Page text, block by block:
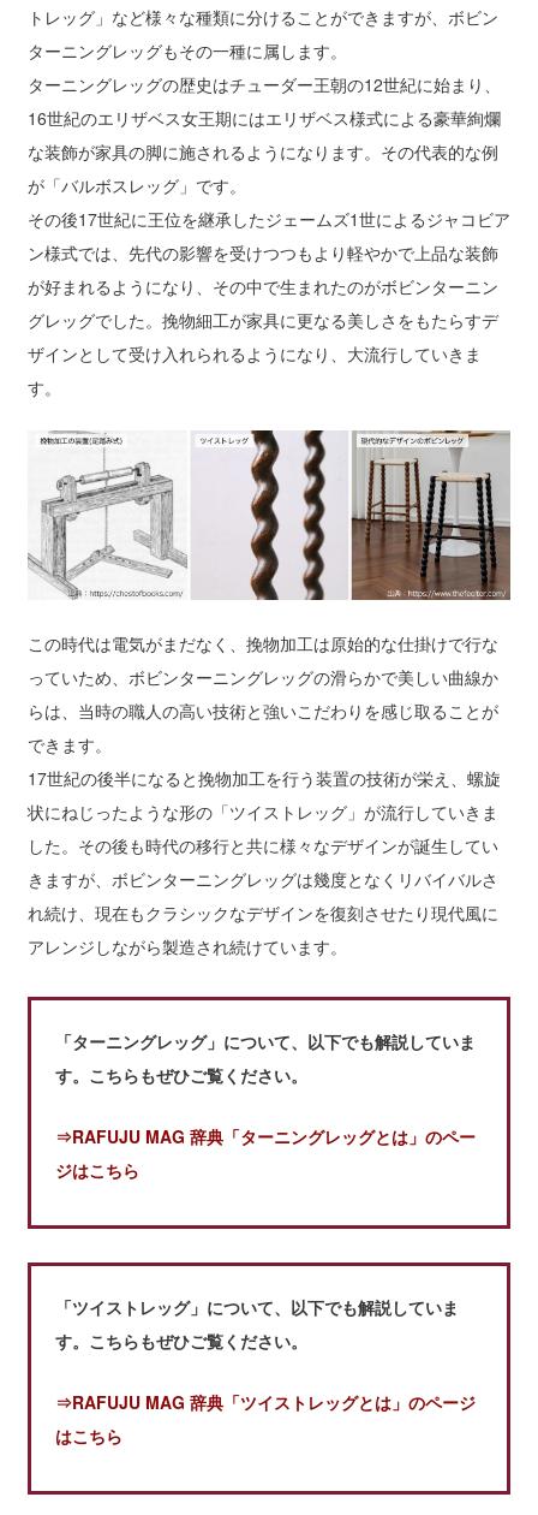
トレッグ」など様々な種類に分けることができますが、ボビン
ターニングレッグもその一種に属します。
ターニングレッグの歴史はチューダー王朝の12世紀に始まり、
16世紀のエリザベス女王期にはエリザベス様式による豪華絢爛
な装飾が家具の脚に施されるようになります。その代表的な例
が「バルボスレッグ」です。
その後17世紀に王位を継承したジェームズ1世によるジャコビア
ン様式では、先代の影響を受けつつもより軽やかで上品な装飾
が好まれるようになり、その中で生まれたのがボビンターニン
グレッグでした。挽物細工が家具に更なる美しさをもたらすデ
ザインとして受け入れられるようになり、大流行していきま
す。
この時代は電気がまだなく、挽物加工は原始的な仕掛けで行な
っていため、ボビンターニングレッグの滑らかで美しい曲線か
らは、当時の職人の高い技術と強いこだわりを感じ取ることが
できます。
17世紀の後半になると挽物加工を行う装置の技術が栄え、螺旋
状にねじったような形の「ツイストレッグ」が流行していきま
した。その後も時代の移行と共に様々なデザインが誕生してい
きますが、ボビンターニングレッグは幾度となくリバイバルさ
れ続け、現在もクラシックなデザインを復刻させたり現代風に
アレンジしながら製造され続けています。
「ターニングレッグ」について、以下でも解説していま
す。こちらもぜひご覧ください。
⇒RAFUJU MAG 辞典「ターニングレッグとは」のペー
ジはこちら
「ツイストレッグ」について、以下でも解説していま
す。こちらもぜひご覧ください。
⇒RAFUJU MAG 辞典「ツイストレッグとは」のページ
はこちら